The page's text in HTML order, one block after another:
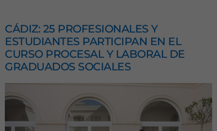
CÁDIZ: 25 PROFESIONALES Y
ESTUDIANTES PARTICIPAN EN EL
CURSO PROCESAL Y LABORAL DE
GRADUADOS SOCIALES